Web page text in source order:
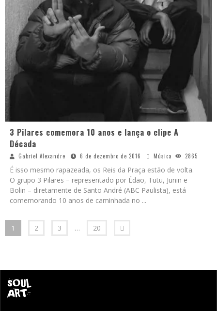
3 Pilares comemora 10 anos e lança o clipe A
Década
Gabriel Alexandre 6 de dezembro de 2016 Música 2865
É isso mesmo rapazeada, os Reis da Praça estão de volta.
O grupo 3 Pilares – representado por Édão, Tutu, Junin e
Bolin – diretamente de Santo André (ABC Paulista), está
comemorando 10 anos de caminhada no ...
1 2 3 … 20